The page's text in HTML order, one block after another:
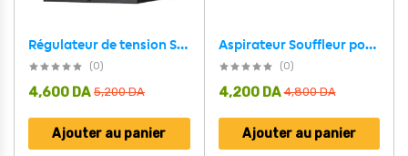
Régulateur de tension SCR AC 230V 4000W
(0)
5,200DA
4,600 DA
Ajouter au panier
Aspirateur Souffleur pour Extérieur et Intérieur 400W
(0)
4,800DA
4,200 DA
Ajouter au panier